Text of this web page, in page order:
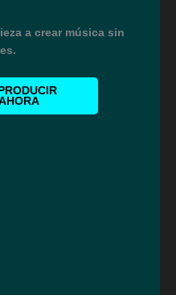
a crear música sin